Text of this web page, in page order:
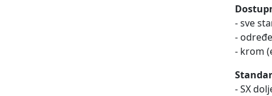
- sve
-
- krom
- SX